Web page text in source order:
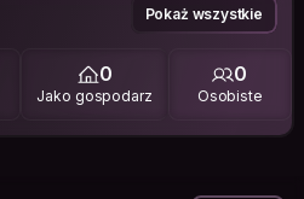
Pokaż wszystkie
0
Jako gospodarz
0
Osobiste